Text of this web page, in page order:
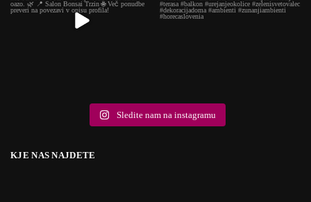
Sledite nam na instagramu
KJE NAS NAJDETE